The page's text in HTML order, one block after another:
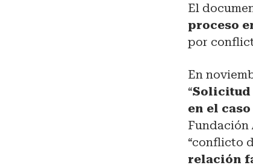
El
proceso
por
En
“Solicitud
en el
Fundación
“conflicto
relación